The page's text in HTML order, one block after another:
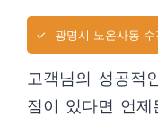
✓ 광명시 노온사동
고객님의 성공적
점이 있다면 언제